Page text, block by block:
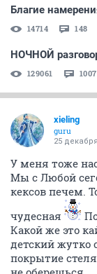
Благие
14714 148
НОЧНОЙ
129061 1007
xieling
guru
25
У меня тоже
Мы с Любой
кексов печем.
чудесная
Какой же это
детский жутко
покрытие